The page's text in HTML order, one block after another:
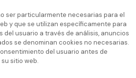
ser particularmente necesarias para el
y que se utilizan específicamente para
usuario a través de análisis, anuncios
se denominan cookies no necesarias.
del usuario antes de
sitio web.